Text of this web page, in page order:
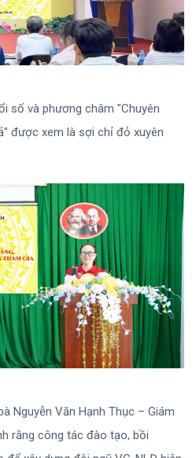
số và phương châm "Chuyên
được xem là sợi chỉ đỏ xuyên
Nguyễn Văn Hạnh Thục – Giám
rằng công tác đào tạo, bồi